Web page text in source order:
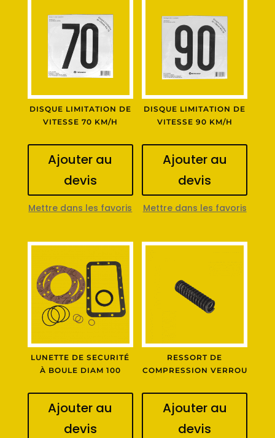
DISQUE LIMITATION DE
VITESSE 70 KM/H
Ajouter au
devis
Mettre dans les favoris
DISQUE LIMITATION DE
VITESSE 90 KM/H
Ajouter au
devis
Mettre dans les favoris
LUNETTE DE SECURITÉ
À BOULE DIAM 100
Ajouter au
devis
RESSORT DE
COMPRESSION VERROU
Ajouter au
devis